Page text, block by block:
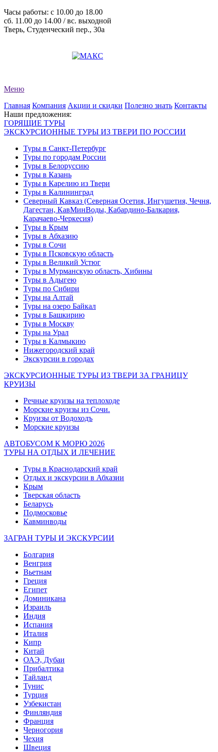
Часы работы: c 10.00 до 18.00
сб. 11.00 до 14.00 / вс. выходной
Тверь, Студенческий пер., 30а
Меню
Главная Компания Акции и скидки Полезно знать Контакты
Наши предложения:
ГОРЯЩИЕ ТУРЫ
ЭКСКУРСИОННЫЕ ТУРЫ ИЗ ТВЕРИ ПО РОССИИ
Туры в Санкт-Петербург
Туры по городам России
Туры в Белоруссию
Туры в Казань
Туры в Карелию из Твери
Туры в Калининград
Северный Кавказ (Северная Осетия, Ингушетия, Чечня,
Дагестан, КавМинВоды, Кабардино-Балкария,
Карачаево-Черкесия)
Туры в Крым
Туры в Абхазию
Туры в Сочи
Туры в Псковскую область
Туры в Великий Устюг
Туры в Мурманскую область, Хибины
Туры в Адыгею
Туры по Сибири
Туры на Алтай
Туры на озеро Байкал
Туры в Башкирию
Туры в Москву
Туры на Урал
Туры в Калмыкию
Нижегородский край
Экскурсии в городах
ЭКСКУРСИОННЫЕ ТУРЫ ИЗ ТВЕРИ ЗА ГРАНИЦУ
КРУИЗЫ
Речные круизы на теплоходе
Морские круизы из Сочи.
Круизы от Водоходъ
Морские круизы
АВТОБУСОМ К МОРЮ 2026
ТУРЫ НА ОТДЫХ И ЛЕЧЕНИЕ
Туры в Краснодарский край
Отдых и экскурсии в Абхазии
Крым
Тверская область
Беларусь
Подмосковье
Кавминводы
ЗАГРАН ТУРЫ И ЭКСКУРСИИ
Болгария
Венгрия
Вьетнам
Греция
Египет
Доминикана
Израиль
Индия
Испания
Италия
Кипр
Китай
ОАЭ, Дубаи
Прибалтика
Тайланд
Тунис
Турция
Узбекистан
Финляндия
Франция
Черногория
Чехия
Швеция